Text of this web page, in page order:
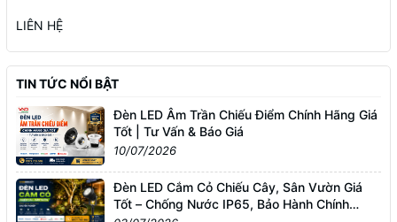
LIÊN HỆ
TIN TỨC NỔI BẬT
Đèn LED Âm Trần Chiếu Điểm Chính Hãng Giá
Tốt | Tư Vấn & Báo Giá
10/07/2026
Đèn LED Cắm Cỏ Chiếu Cây, Sân Vườn Giá
Tốt – Chống Nước IP65, Bảo Hành Chính